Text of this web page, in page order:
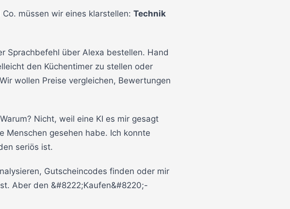
müssen wir eines klarstellen: Technik
Sprachbefehl über Alexa bestellen. Hand
den Küchentimer zu stellen oder
wollen Preise vergleichen, Bewertungen
Nicht, weil eine KI es mir gesagt
Menschen gesehen habe. Ich konnte
seriös ist.
Gutscheincodes finden oder mir
Aber den &#8222;Kaufen&#8220;-